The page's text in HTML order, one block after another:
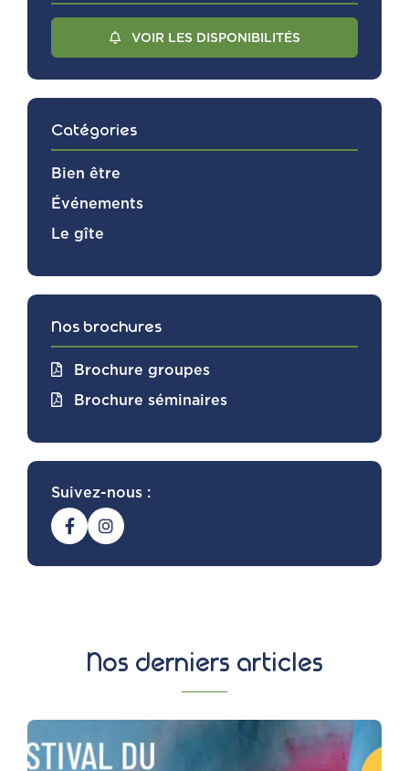
VOIR LES DISPONIBILITÉS
Catégories
Bien être
Événements
Le gîte
Nos brochures
Brochure groupes
Brochure séminaires
Suivez-nous :
Nos derniers articles